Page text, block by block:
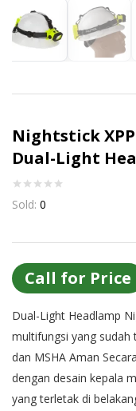
Nightstick
Dual-Light
Sold: 0
Call for Price
Dual-Light Headlamp
multifungsi yang sudah
dan MSHA Aman
dengan desain kepala
yang terletak di